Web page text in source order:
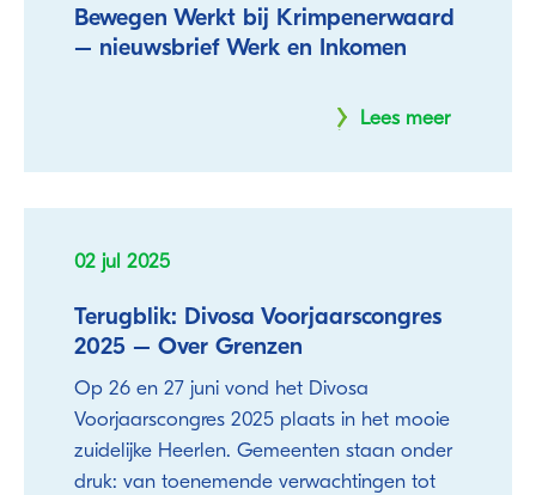
Bewegen Werkt bij Krimpenerwaard
– nieuwsbrief Werk en Inkomen
Lees meer
02 jul 2025
Terugblik: Divosa Voorjaarscongres
2025 – Over Grenzen
Op 26 en 27 juni vond het Divosa
Voorjaarscongres 2025 plaats in het mooie
zuidelijke Heerlen. Gemeenten staan onder
druk: van toenemende verwachtingen tot